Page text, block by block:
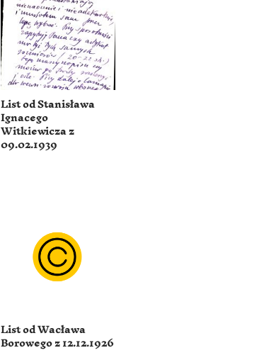
List od Stanisława
Ignacego
Witkiewicza z
09.02.1939
List od Wacława
Borowego z 12.12.1926